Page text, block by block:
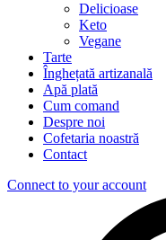
Delicioase
Keto
Vegane
Tarte
Înghețată artizanală
Apă plată
Cum comand
Despre noi
Cofetaria noastră
Contact
Connect to your account